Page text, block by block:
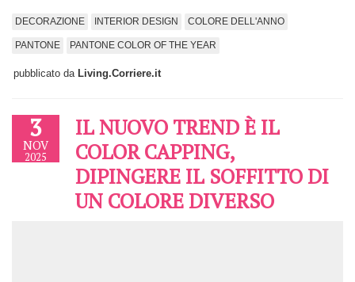
DECORAZIONE INTERIOR DESIGN COLORE DELL'ANNO
PANTONE PANTONE COLOR OF THE YEAR
pubblicato da Living.Corriere.it
3
NOV
2025
IL NUOVO TREND È IL
COLOR CAPPING,
DIPINGERE IL SOFFITTO DI
UN COLORE DIVERSO